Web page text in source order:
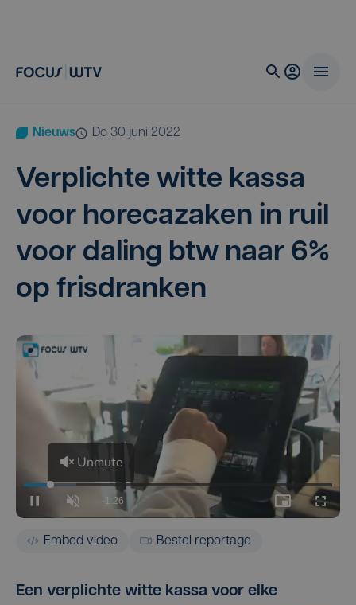
Nieuws do 30 juni 2022
Ver­plich­te wit­te kas­sa
voor hore­ca­za­ken in ruil
voor daling btw naar 6%
op frisdranken
Embed video Bestel reportage
Een verplichte witte kassa voor elke